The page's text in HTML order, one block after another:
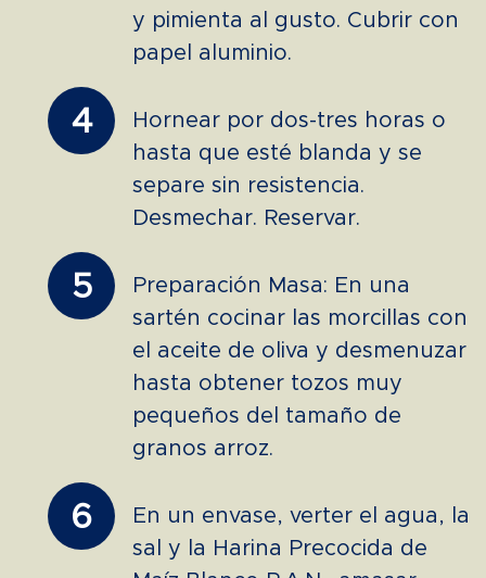
y pimienta al gusto. Cubrir con
papel aluminio.
4
Hornear por dos-tres horas o
hasta que esté blanda y se
separe sin resistencia.
Desmechar. Reservar.
5
Preparación Masa: En una
sartén cocinar las morcillas con
el aceite de oliva y desmenuzar
hasta obtener tozos muy
pequeños del tamaño de
granos arroz.
6
En un envase, verter el agua, la
sal y la Harina Precocida de